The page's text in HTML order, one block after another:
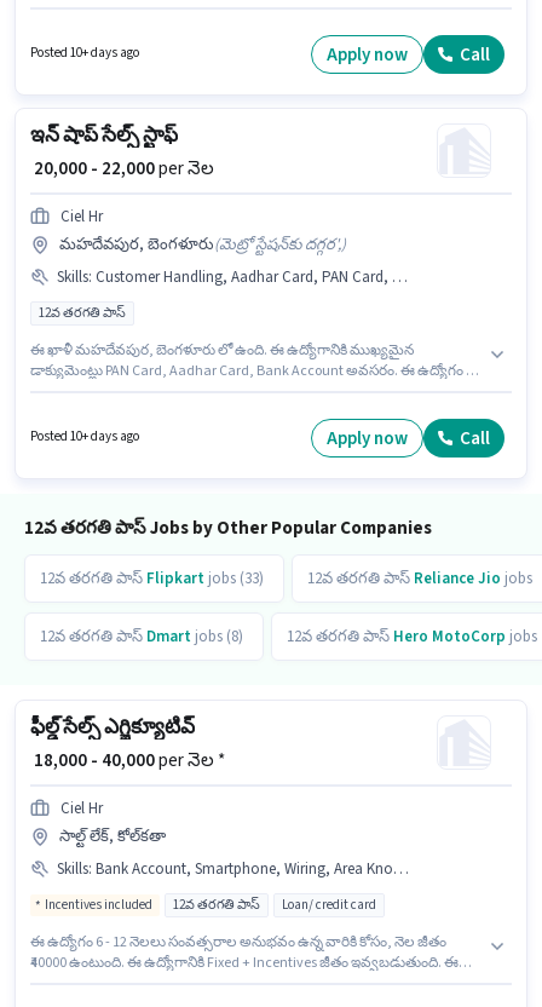
ఉండాలి. ఈ ఉద్యోగానికి Bike కలిగి ఉండటం ముఖ్యం.
Posted 10+ days ago Apply now Call
ఇన్ షాప్ సేల్స్ స్టాఫ్
₹ 20,000 - 22,000per నెల
Ciel Hr
మహదేవపుర, బెంగళూరు(మెట్రో స్టేషన్‌కు దగ్గర',)
Skills: Customer Handling, Aadhar Card, PAN Card, Product Demo, Bank Account
12వ తరగతి పాస్
ఈ ఖాళీ మహదేవపుర, బెంగళూరు లో ఉంది. ఈ ఉద్యోగానికి ముఖ్యమైన
డాక్యుమెంట్లు PAN Card, Aadhar Card, Bank Account అవసరం. ఈ ఉద్యోగం 6 -
Ciel Hr లో రిటైల్ / కౌంటర్ అమ్మకాలు విభాగంలో ఇన్ షాప్ సేల్స్ స్టాఫ్ గా చేరండి.
అదనపు Insurance, PF లు ఉద్యోగ స్థాయి మరియు కంపెనీ పాలసీలపై ఆధారపడి
Posted 10+ days ago Apply now Call
12వ తరగతి పాస్ Jobs by Other Popular Companies
12వ తరగతి పాస్ Flipkart jobs (33) 12వ తరగతి పాస్ Reliance Jio jobs
12వ తరగతి పాస్ Dmart jobs (8) 12వ తరగతి పాస్ Hero MotoCorp jobs
ఫీల్డ్ సేల్స్ ఎగ్జిక్యూటివ్
₹ 18,000 - 40,000per నెల *
Ciel Hr
సాల్ట్ లేక్, కోల్‌కతా
Skills: Bank Account, Smartphone, Wiring, Area Knowledge, Aadhar Card, Bike, Lead Generation, PAN Card, 2-Wheeler Driving Licence
Incentives included 12వ తరగతి పాస్ Loan/ credit card
ఈ ఉద్యోగం 6 - 12 నెలలు సంవత్సరాల అనుభవం ఉన్న వారికి కోసం, నెల జీతం
₹40000 ఉంటుంది. ఈ ఉద్యోగానికి Fixed + Incentives జీతం ఇవ్వబడుతుంది. ఈ